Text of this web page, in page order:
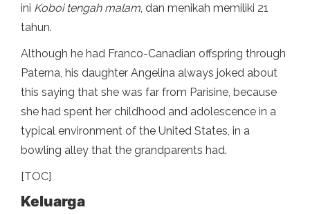
ini Koboi tengah malam , dan menikah memiliki 21
tahun.
Although he had Franco-Canadian offspring through
Paterna, his daughter Angelina always joked about
this saying that she was far from Parisine, because
she had spent her childhood and adolescence in a
typical environment of the United States, in a
bowling alley that the grandparents had.
[TOC]
Keluarga